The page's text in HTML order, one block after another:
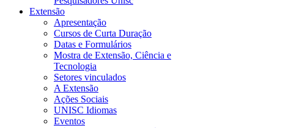
Extensão
Apresentação
Cursos de Curta Duração
Datas e Formulários
Mostra de Extensão, Ciência e
Tecnologia
Setores vinculados
A Extensão
Ações Sociais
UNISC Idiomas
Eventos